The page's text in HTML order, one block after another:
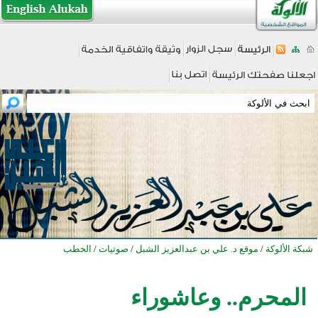
شبكة الألوكة / موقع د. علي بن عبدالعزيز الشبل / صوتيات / الخطب
المحرم.. وعاشوراء